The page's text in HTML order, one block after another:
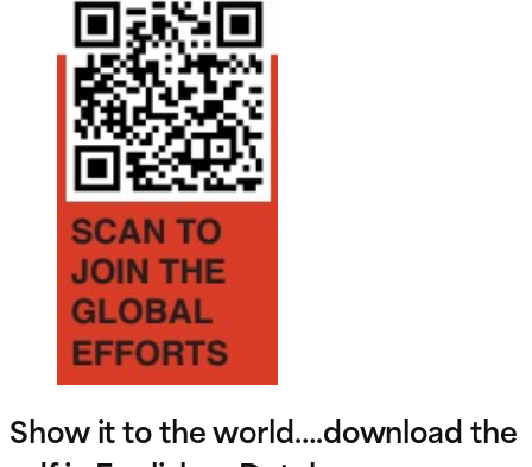
Show it to the world….download the